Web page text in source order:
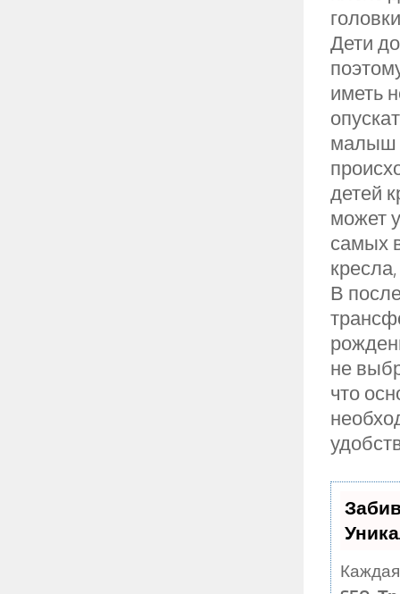
Дети
иметь
малыш
детей
может
самых
В
не
что